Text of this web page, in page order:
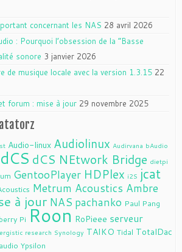
concernant les NAS 28 avril 2026
: Pourquoi l’obsession de la “Basse
sonore 3 janvier 2026
de musique locale avec la version 1.3.15 22
forum : mise à jour 29 novembre 2025
Audio-linux Audiolinux Audirvana bAudio
dCS dCS NEtwork Bridge dietpi
GentooPlayer HDPlex i2S jcat
Metrum Acoustics Ambre
à jour NAS pachanko Paul Pang
Pi Roon RoPieee serveur
research Synology TAIKO Tidal TotalDac
Ypsilon